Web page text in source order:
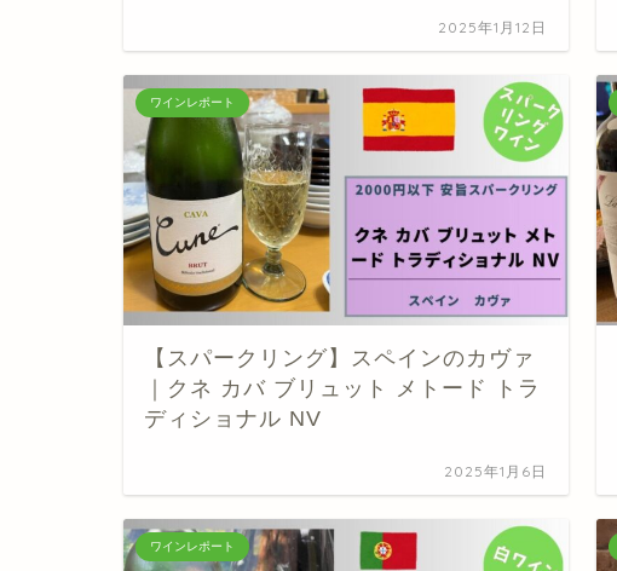
2025年1月12日
ワインレポート
【スパークリング】スペインのカヴァ
｜クネ カバ ブリュット メトード トラ
ディショナル NV
2025年1月6日
ワインレポート